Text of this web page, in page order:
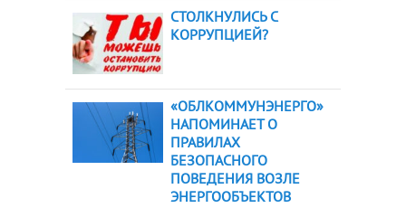
СТОЛКНУЛИСЬ С
КОРРУПЦИЕЙ?
«ОБЛКОММУНЭНЕРГО»
НАПОМИНАЕТ О
ПРАВИЛАХ
БЕЗОПАСНОГО
ПОВЕДЕНИЯ ВОЗЛЕ
ЭНЕРГООБЪЕКТОВ